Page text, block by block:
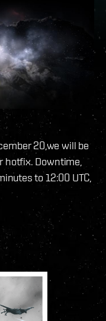
20,we will be
hotfix. Downtime,
to 12:00 UTC,